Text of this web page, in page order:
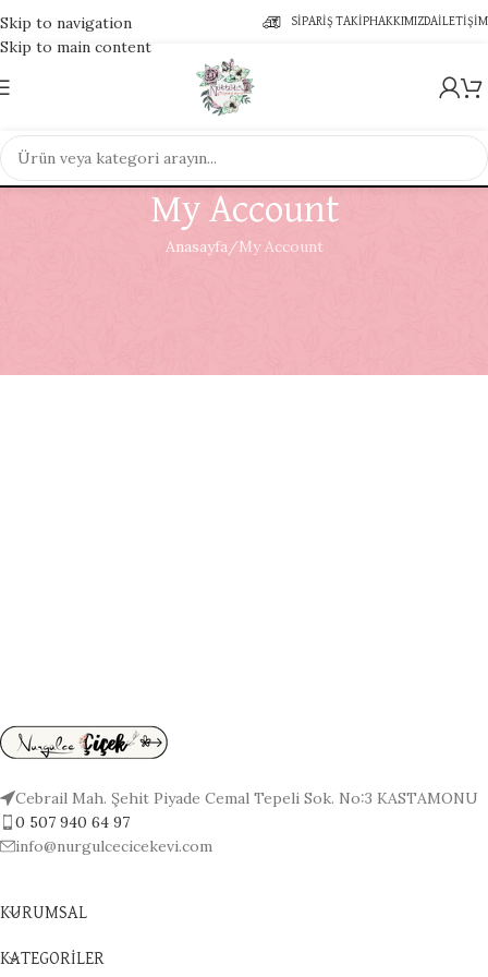
Skip to navigation
Skip to main content
SIPARIŞ TAKIPHAKKIMIZDAİLETIŞIM
My Account
Anasayfa
My Account
Cebrail Mah. Şehit Piyade Cemal Tepeli Sok. No:3 KASTAMONU
0 507 940 64 97
info@nurgulcecicekevi.com
KURUMSAL
KATEGORİLER